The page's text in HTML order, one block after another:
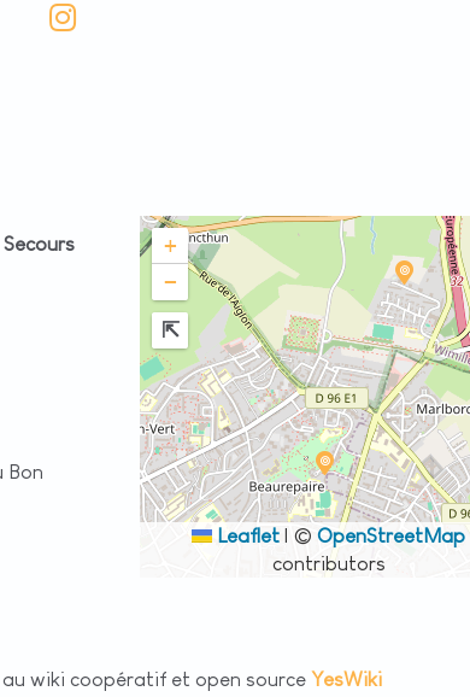
Bon
+
−
Leaflet ©OpenStreetMap
contributors
wiki coopératif et open source YesWiki